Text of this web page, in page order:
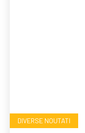
DIVERSE NOUTATI